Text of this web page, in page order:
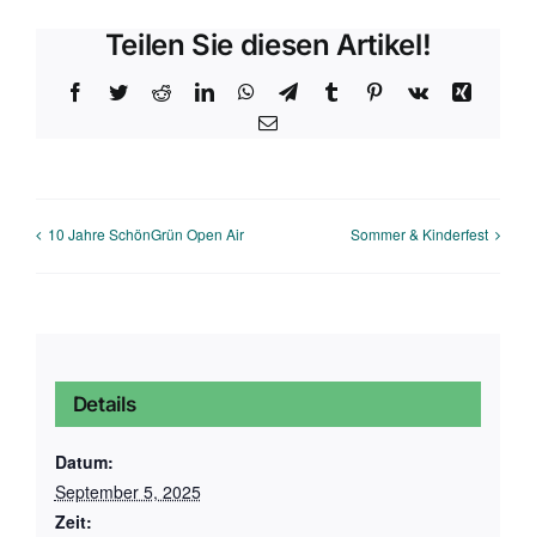
Teilen Sie diesen Artikel!
Facebook
TwitterRedditLinkedInWhatsApp
TelegramTumblrPinterest
Vk
Xing
E-
10 Jahre SchönGrün Open Air Sommer & Kinderfest
Details
Datum:
September 5, 2025
Zeit: